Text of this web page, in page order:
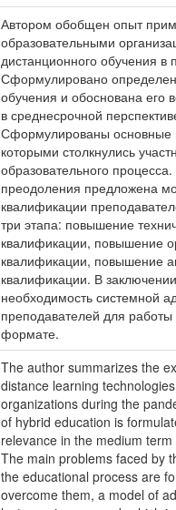
Автором обобщен опыт
образовательными
дистанционного обучения
Сформулировано
обучения и обоснована его
в среднесрочной
Сформулированы основные
которыми столкнулись
образовательного
преодоления предложена
квалификации
три этапа: повышение
квалификации, повышение
квалификации, повышение
квалификации. В
необходимость системной
преподавателей для
формате.
The author summarizes the
distance learning
organizations during the
of hybrid education is
relevance in the medium
The main problems faced by
the educational process are
overcome them, a model of